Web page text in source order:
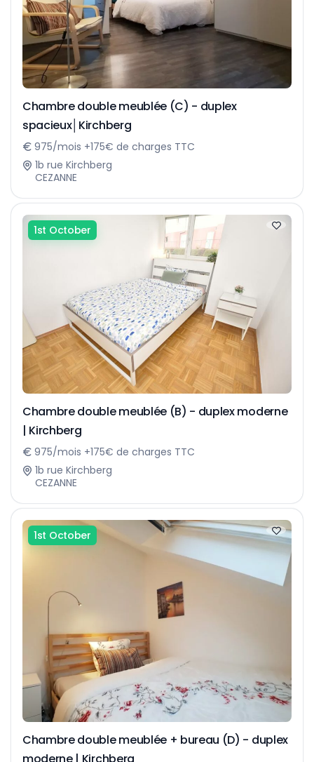
Chambre double meublée (C) - duplex
spacieux│Kirchberg
975/mois +175€ de charges TTC
1b rue Kirchberg
CEZANNE
1st October
Chambre double meublée (B) - duplex moderne
| Kirchberg
975/mois +175€ de charges TTC
1b rue Kirchberg
CEZANNE
1st October
Chambre double meublée + bureau (D) - duplex